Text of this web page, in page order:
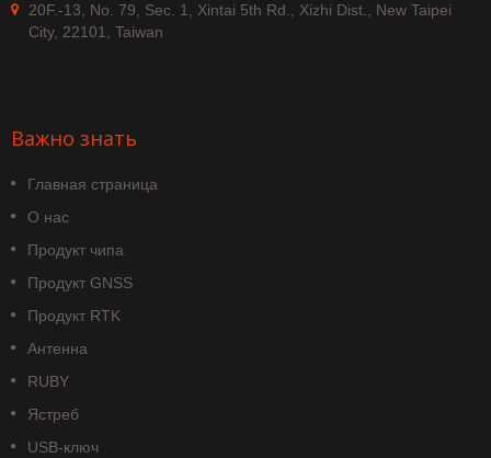
20F.-13, No. 79, Sec. 1, Xintai 5th Rd., Xizhi Dist., New Taipei
City, 22101, Taiwan
Важно знать
Главная страница
О нас
Продукт чипа
Продукт GNSS
Продукт RTK
Антенна
RUBY
Ястреб
USB-ключ